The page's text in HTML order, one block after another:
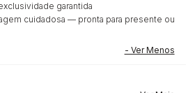
garantida
cuidadosa — pronta para presente ou